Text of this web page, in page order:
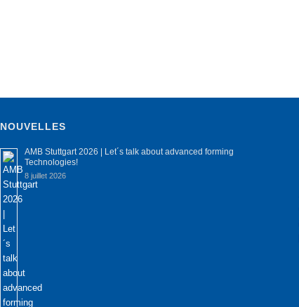
NOUVELLES
AMB Stuttgart 2026 | Let´s talk about advanced forming
Technologies!
8 juillet 2026